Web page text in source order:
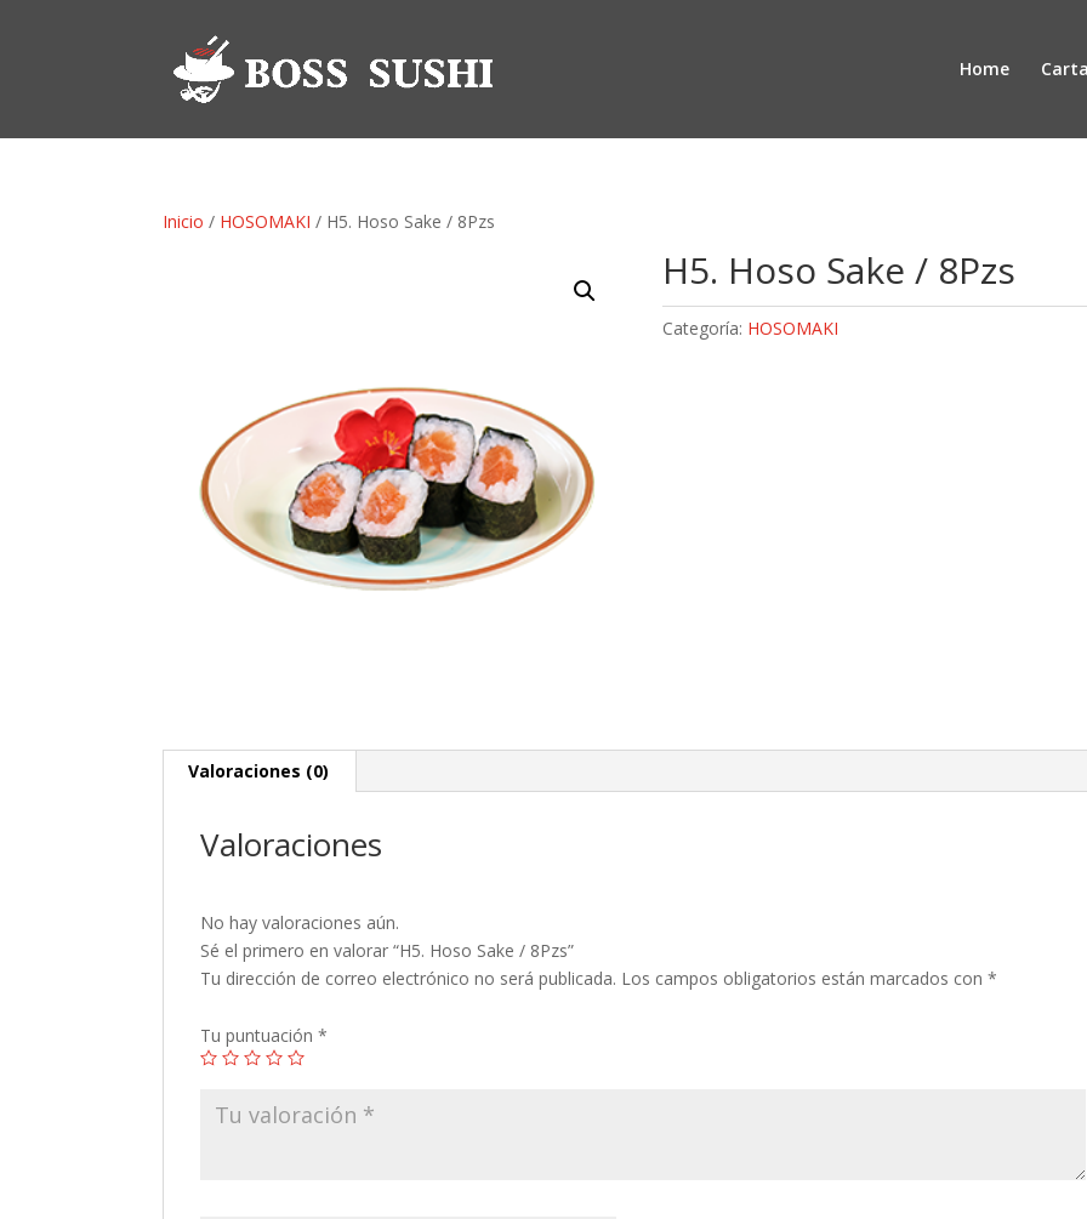
Home
Inicio / HOSOMAKI / H5. Hoso Sake / 8Pzs
H5. Hoso Sake / 8Pzs
Categoría: HOSOMAKI
Valoraciones (0)
Valoraciones
No hay valoraciones aún.
Sé el primero en valorar “H5. Hoso Sake / 8Pzs”
Tu dirección de correo electrónico no será publicada. Los campos obligatorios están marcados con*
Tu puntuación*